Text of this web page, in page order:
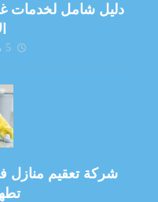
دليل شامل لخدمات
5 مارس، 2026